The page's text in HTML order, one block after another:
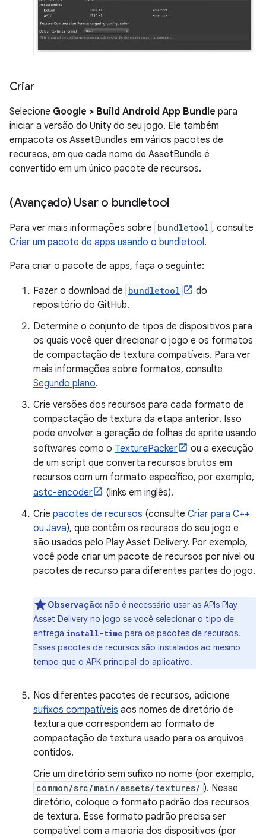
Criar
Selecione Google > Build Android App Bundle para
iniciar a versão do Unity do seu jogo. Ele também
empacota os AssetBundles em vários pacotes de
recursos, em que cada nome de AssetBundle é
convertido em um único pacote de recursos.
(Avançado) Usar o bundletool
Para ver mais informações sobre bundletool , consulte
Criar um pacote de apps usando o bundletool .
Para criar o pacote de apps, faça o seguinte:
Fazer o download de bundletool
do
repositório do GitHub.
Determine o conjunto de tipos de dispositivos para
os quais você quer direcionar o jogo e os formatos
de compactação de textura compatíveis. Para ver
mais informações sobre formatos, consulte
Segundo plano.
Crie versões dos recursos para cada formato de
compactação de textura da etapa anterior. Isso
pode envolver a geração de folhas de sprite usando
softwares como o TexturePacker
ou a execução
de um script que converta recursos brutos em
recursos com um formato específico, por exemplo,
astc-encoder
(links em inglês).
Crie pacotes de recursos (consulte Criar para C++
ou Java), que contêm os recursos do seu jogo e
são usados pelo Play Asset Delivery. Por exemplo,
você pode criar um pacote de recursos por nível ou
pacotes de recurso para diferentes partes do jogo.
Observação: não é necessário usar as APIs Play
Asset Delivery no jogo se você selecionar o tipo de
entrega install-time para os pacotes de recursos.
Esses pacotes de recursos são instalados ao mesmo
tempo que o APK principal do aplicativo.
Nos diferentes pacotes de recursos, adicione
sufixos compatíveis aos nomes de diretório de
textura que correspondem ao formato de
compactação de textura usado para os arquivos
contidos.
Crie um diretório sem sufixo no nome (por exemplo,
common/src/main/assets/textures/ ). Nesse
diretório, coloque o formato padrão dos recursos
de textura. Esse formato padrão precisa ser
compatível com a maioria dos dispositivos (por